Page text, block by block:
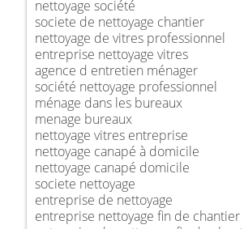
nettoyage société
societe de nettoyage chantier
nettoyage de vitres professionnel
entreprise nettoyage vitres
agence d entretien ménager
société nettoyage professionnel
ménage dans les bureaux
menage bureaux
nettoyage vitres entreprise
nettoyage canapé à domicile
nettoyage canapé domicile
societe nettoyage
entreprise de nettoyage
entreprise nettoyage fin de chantier